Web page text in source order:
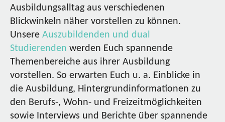
Ausbildungsalltag aus verschiedenen
Blickwinkeln näher vorstellen zu können.
Unsere Auszubildenden und dual
Studierenden werden Euch spannende
Themenbereiche aus ihrer Ausbildung
vorstellen. So erwarten Euch u. a. Einblicke in
die Ausbildung, Hintergrundinformationen zu
den Berufs-, Wohn- und Freizeitmöglichkeiten
sowie Interviews und Berichte über spannende